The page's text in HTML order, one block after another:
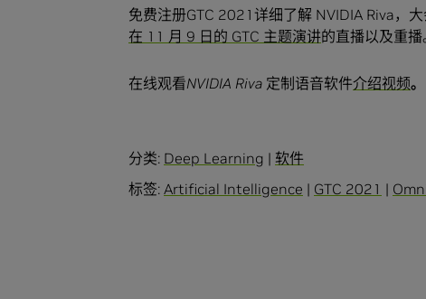
免费注册GTC 2021详细了解 NVIDIA Riva，
在 11 月 9 日的 GTC 主题演讲的直播以及重播
在线观看NVIDIA Riva 定制语音软件介绍视频。
分类: Deep Learning | 软件
标签: Artificial Intelligence | GTC 2021 |